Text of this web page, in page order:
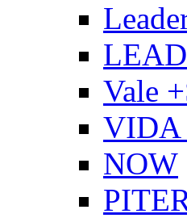
Vale
VIDA
NOW